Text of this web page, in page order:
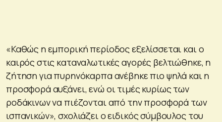
«Καθώς η εμπορική περίοδος εξελίσσεται και ο
καιρός στις καταναλωτικές αγορές βελτιώθηκε, η
ζήτηση για πυρηνόκαρπα ανέβηκε πιο ψηλά και η
προσφορά αυξάνει, ενώ οι τιμές κυρίως των
ροδάκινων να πιέζονται από την προσφορά των
ισπανικών», σχολιάζει ο ειδικός σύμβουλος του